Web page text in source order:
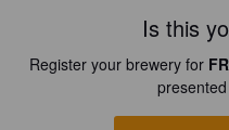
Is this
Register your brewery for